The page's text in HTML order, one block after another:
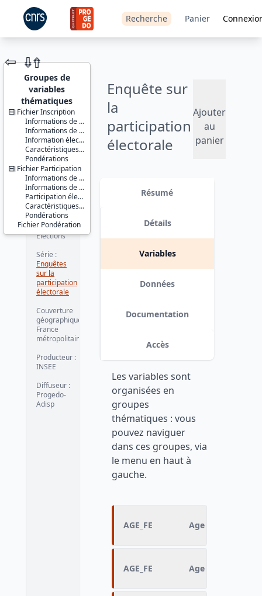
Recherche Panier
JEU DE
DONNÉES
Enquête sur
la
participation
électorale
Ajouter
au
panier
pondérations. date : 2024-02-01
⇦ ⇮⇮
Groupes de
variables
thématiques
Fichier Inscription
Informations de gestion
Informations de zonage
Information électorale
Caractéristiques individuelles
Pondérations
Fichier Participation
Informations de gestion
Informations de zonage
Participation électorale
Caractéristiques individuelles
Pondérations
Fichier Pondération
Identifiants :
lil-0743
doi:10.13144/lil-
0743
Thème :
Élections
Série :
Enquêtes
sur la
participation
électorale
Couverture
géographique :
France
métropolitaine
Producteur :
INSEE
Diffuseur :
Progedo-
Adisp
Résumé
Détails
Variables
Données
Documentation
Accès
Les variables sont
organisées en
groupes
thématiques : vous
pouvez naviguer
dans ces groupes, via
le menu en haut à
gauche.
AGE_FE Age en 2012
AGE_FE Age en 2012